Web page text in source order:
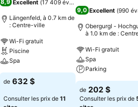
8,9 Excellent (17 409 évaluations
Längenfeld, à 0.7 km de
: Centre-ville
Wi-Fi gratuit
Piscine
Spa
de 632 $
Consulter les prix de 11
9,0 Excellent (990
Obergurgl -
à 1.0 km de :
Wi-Fi gratuit
Spa
Parking
de 202 $
Consulter les prix de